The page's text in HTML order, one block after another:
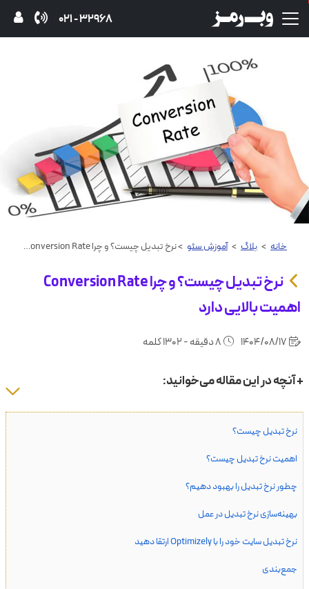
32968 - 021
خانه > بلاگ > آموزش‌ سئو > نرخ تبدیل چیست؟ و چرا Conversion Rate اهمیت بالایی دارد
نرخ تبدیل چیست؟ و چرا Conversion Rate
اهمیت بالایی دارد
+ آنچه در این مقاله می‌خوانید:
نرخ تبدیل چیست؟
اهمیت نرخ تبدیل چیست؟
چطور نرخ تبدیل را بهبود دهیم؟
بهینه‌سازی نرخ تبدیل در عمل
نرخ تبدیل سایت خود را با Optimizely ارتقا دهید
جمع‌بندی